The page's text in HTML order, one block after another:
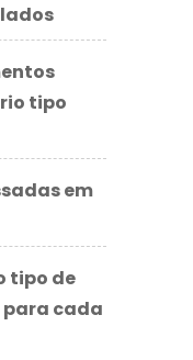
tipo
em
tipo de
cada